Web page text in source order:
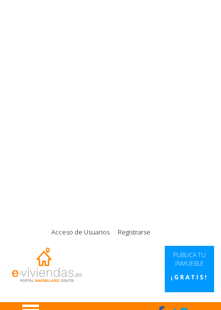
Acceso de Usuarios Registrarse
PUBLICA TU
INMUEBLE
¡GRATIS!